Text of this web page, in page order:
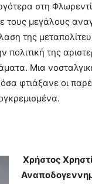
στη
τους μεγάλους
της
πολιτική της
Μια
φτιάξανε οι
Χρήστος